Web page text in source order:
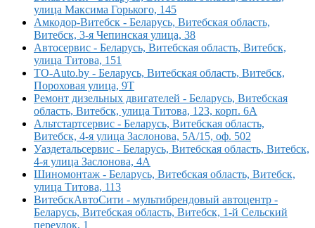
улица Максима Горького, 145
Амкодор-Витебск - Беларусь, Витебская область,
Витебск, 3-я Чепинская улица, 38
Автосервис - Беларусь, Витебская область, Витебск,
улица Титова, 151
TO-Auto.by - Беларусь, Витебская область, Витебск,
Пороховая улица, 9Т
Ремонт дизельных двигателей - Беларусь, Витебская
область, Витебск, улица Титова, 123, корп. 6А
Альтстартсервис - Беларусь, Витебская область,
Витебск, 4-я улица Заслонова, 5А/15, оф. 502
Уаздетальсервис - Беларусь, Витебская область, Витебск,
4-я улица Заслонова, 4А
Шиномонтаж - Беларусь, Витебская область, Витебск,
улица Титова, 113
ВитебскАвтоСити - мультибрендовый автоцентр -
Беларусь, Витебская область, Витебск, 1-й Сельский
переулок, 1